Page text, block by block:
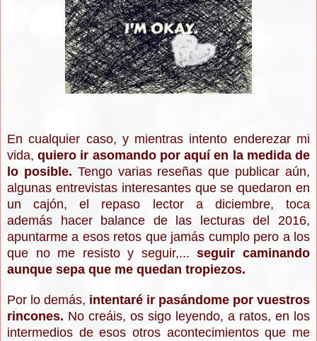
En cualquier caso, y mientras intento enderezar mi
vida,quiero ir asomando por aquí en la medida de
lo posible. Tengo varias reseñas que publicar aún,
algunas entrevistas interesantes que se quedaron en
un cajón, el repaso lector a diciembre, toca
además hacer balance de las lecturas del 2016,
apuntarme a esos retos que jamás cumplo pero a los
que no me resisto y seguir,...seguir caminando
aunque sepa que me quedan tropiezos.
Por lo demás, intentaré ir pasándome por vuestros
rincones. No creáis, os sigo leyendo, a ratos, en los
intermedios de esos otros acontecimientos que me